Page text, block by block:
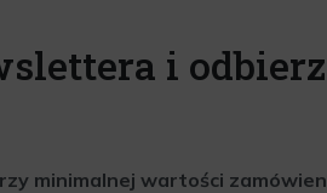
i
minimalnej wartości